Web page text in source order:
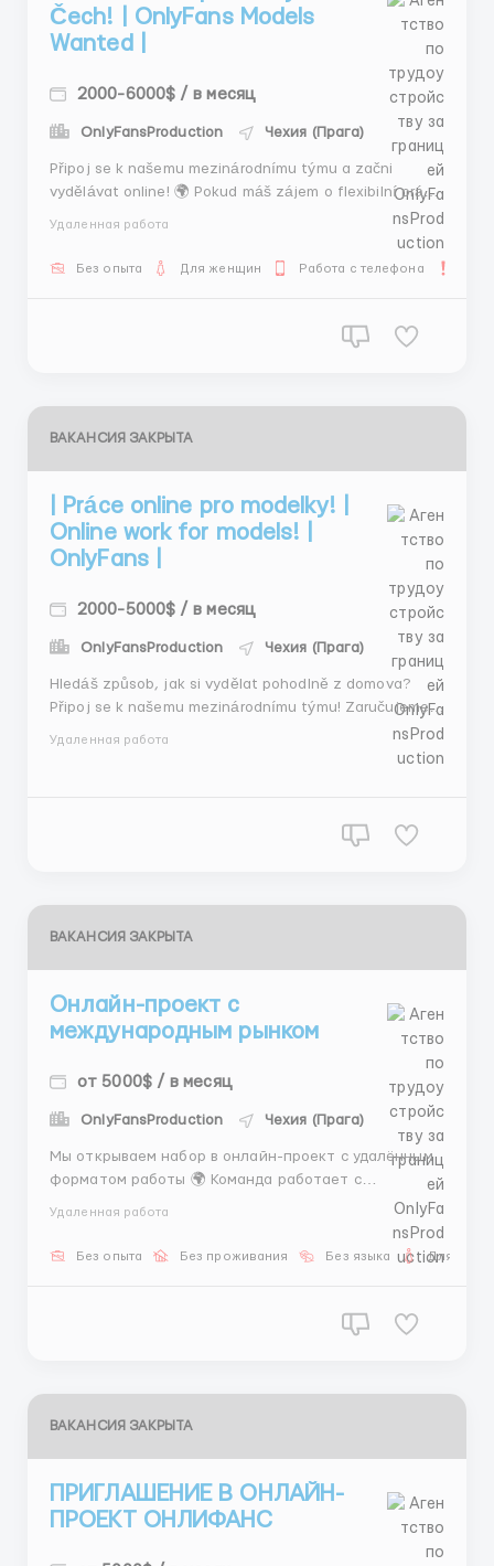
Čech! | OnlyFans Models
Wanted |
2000-6000$ / в месяц
OnlyFansProduction Чехия (Прага)
Připoj se k našemu mezinárodnímu týmu a začni
vydělávat online! 🌍 Pokud máš zájem o flexibilní práci
a stabilní příjem (2000$+ měsíčně), napiš mi! 💰✨ Jako
Удаленная работа
Без опыта Для женщин Работа с телефона
ВАКАНСИЯ ЗАКРЫТА
| Práce online pro modelky! |
Online work for models! |
OnlyFans |
2000-5000$ / в месяц
OnlyFansProduction Чехия (Прага)
Hledáš způsob, jak si vydělat pohodlně z domova?
Připoj se k našemu mezinárodnímu týmu! Zaručujeme
stabilní příjem 2000$+ měsíčně. Bez zpoždění, bez
stresu! 💸 | Looking for a way to earn from home? Join
Удаленная работа
ВАКАНСИЯ ЗАКРЫТА
Онлайн-проект с
международным рынком
от 5000$ / в месяц
OnlyFansProduction Чехия (Прага)
Мы открываем набор в онлайн-проект с удалённым
форматом работы 🌍 Команда работает с
международной аудиторией, проекту несколько лет,
простой: ты создаёшь контент в комфортном для
Удаленная работа
Без опыта Без проживания Без языка Для
ВАКАНСИЯ ЗАКРЫТА
ПРИГЛАШЕНИЕ В ОНЛАЙН-
ПРОЕКТ ОНЛИФАНС